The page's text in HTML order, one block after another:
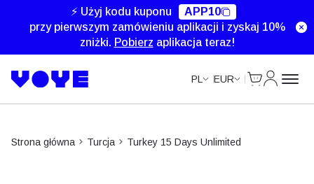
⚡ Użyj kodu kuponu
APP10
przy pierwszym zamówieniu aplikacji i zyskaj 10%
zniżki. Pobierz aplikacja teraz!
PL EUR
Strona główna Turcja Turkey 15 Days Unlimited